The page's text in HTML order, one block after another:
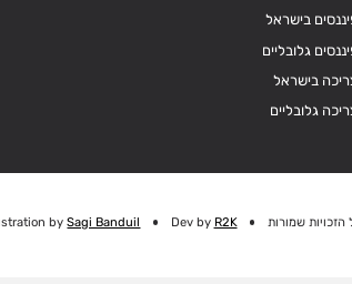
בישראל
גלובליים
בישראל
גלובליים
שמורות Dev by R2K
bySagi Banduil